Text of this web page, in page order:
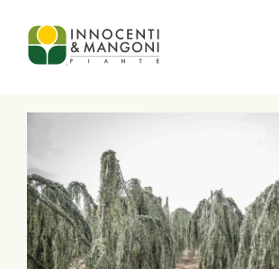
Skip to main content